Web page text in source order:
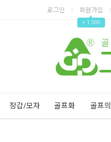
로그인 회원가입
▲
+ 1,500
장갑/모자 골프화 골프